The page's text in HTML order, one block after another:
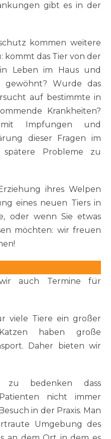
gibt es in der
kommen weitere
kommt das Tier von der
Leben im Haus und
gewöhnt? Wurde das
auf bestimmte in
Krankheiten?
Impfungen und
dieser Fragen im
Probleme zu
ihres Welpen
eines neuen Tiers in
oder wenn Sie etwas
möchten: wir freuen
auch Termine für
viele Tiere ein großer
haben große
Daher bieten wir
zu bedenken dass
nicht immer
in der Praxis. Man
Umgebung des